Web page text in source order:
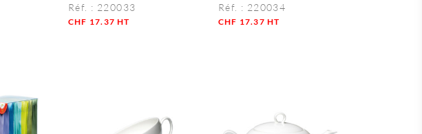
Réf. : 220033
CHF 17.37 HT
Réf. : 220034
CHF 17.37 HT